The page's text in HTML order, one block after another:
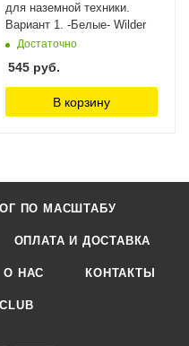
для наземной техники.
Вариант 1. -Белые- Wilder
Достаточно
545 руб.
В корзину
ПО МАСШТАБУ
ОПЛАТА И ДОСТАВКА
О НАС КОНТАКТЫ